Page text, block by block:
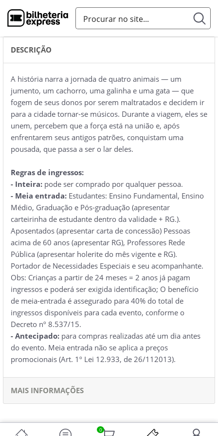
0
DESCRIÇÃO
A história narra a jornada de quatro animais — um
jumento, um cachorro, uma galinha e uma gata — que
fogem de seus donos por serem maltratados e decidem ir
para a cidade tornar-se músicos. Durante a viagem, eles se
unem, percebem que a força está na união e, após
enfrentarem seus antigos patrões, conquistam uma
pousada, que passa a ser o lar deles.
Regras de ingressos:
- Inteira: pode ser comprado por qualquer pessoa.
- Meia entrada: Estudantes: Ensino Fundamental, Ensino
Médio, Graduação e Pós-graduação (apresentar
carteirinha de estudante dentro da validade + RG.).
Aposentados (apresentar carta de concessão) Pessoas
acima de 60 anos (apresentar RG), Professores Rede
Pública (apresentar holerite do mês vigente e RG).
Portador de Necessidades Especiais e seu acompanhante.
Obs: Crianças a partir de 24 meses = 2 anos já pagam
ingressos e poderá ser exigida identificação; O benefício
de meia-entrada é assegurado para 40% do total de
ingressos disponíveis para cada evento, conforme o
Decreto nº 8.537/15.
- Antecipado: para compras realizadas até um dia antes
do evento. Meia entrada não se aplica a preços
promocionais (Art. 1º Lei 12.933, de 26/112013).
MAIS INFORMAÇÕES